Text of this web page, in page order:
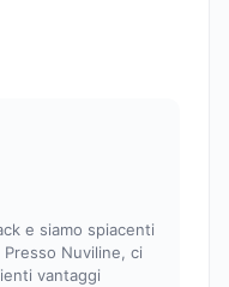
e siamo spiacenti
Nuviline, ci
vantaggi